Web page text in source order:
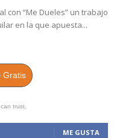
con “Me Dueles” un trabajo
en la que apuesta...
Gratis
trust.
ME GUSTA